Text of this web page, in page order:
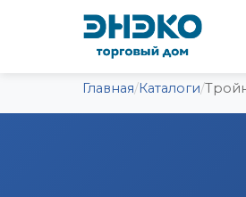
Главная/Каталоги/